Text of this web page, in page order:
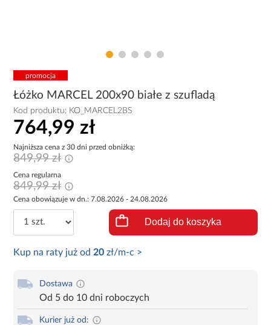
promocja
Łóżko MARCEL 200x90 białe z szufladą
Kod produktu: KO_MARCEL2BS
764,99 zł
Najniższa cena z 30 dni przed obniżką:
849,99 zł
Cena regularna
849,99 zł
Cena obowiązuje w dn.: 7.08.2026 - 24.08.2026
Dodaj do koszyka
Kup na raty już od 20 zł/m-c >
Dostawa
Od 5 do 10 dni roboczych
Kurier już od: